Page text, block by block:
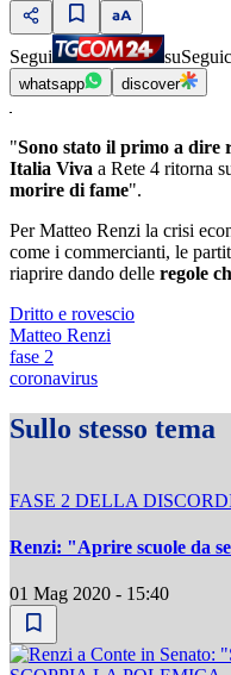
Segui su
whatsapp discover
"Sono stato il primo a dire
Italia Viva a Rete 4 ritorna
morire di fame".
Per Matteo Renzi la crisi
come i commercianti, le
riaprire dando delle regole
Dritto e rovescio
Matteo Renzi
fase 2
coronavirus
Sullo stesso tema
FASE 2 DELLA
Renzi: "Aprire scuole da
01 Mag 2020 - 15:40